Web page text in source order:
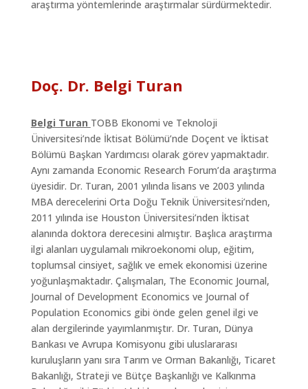
araştırma yöntemlerinde araştırmalar sürdürmektedir.
Doç. Dr. Belgi Turan
Belgi Turan TOBB Ekonomi ve Teknoloji
Üniversitesi’nde İktisat Bölümü’nde Doçent ve İktisat
Bölümü Başkan Yardımcısı olarak görev yapmaktadır.
Aynı zamanda Economic Research Forum’da araştırma
üyesidir. Dr. Turan, 2001 yılında lisans ve 2003 yılında
MBA derecelerini Orta Doğu Teknik Üniversitesi’nden,
2011 yılında ise Houston Üniversitesi’nden İktisat
alanında doktora derecesini almıştır. Başlıca araştırma
ilgi alanları uygulamalı mikroekonomi olup, eğitim,
toplumsal cinsiyet, sağlık ve emek ekonomisi üzerine
yoğunlaşmaktadır. Çalışmaları, The Economic Journal,
Journal of Development Economics ve Journal of
Population Economics gibi önde gelen genel ilgi ve
alan dergilerinde yayımlanmıştır. Dr. Turan, Dünya
Bankası ve Avrupa Komisyonu gibi uluslararası
kuruluşların yanı sıra Tarım ve Orman Bakanlığı, Ticaret
Bakanlığı, Strateji ve Bütçe Başkanlığı ve Kalkınma